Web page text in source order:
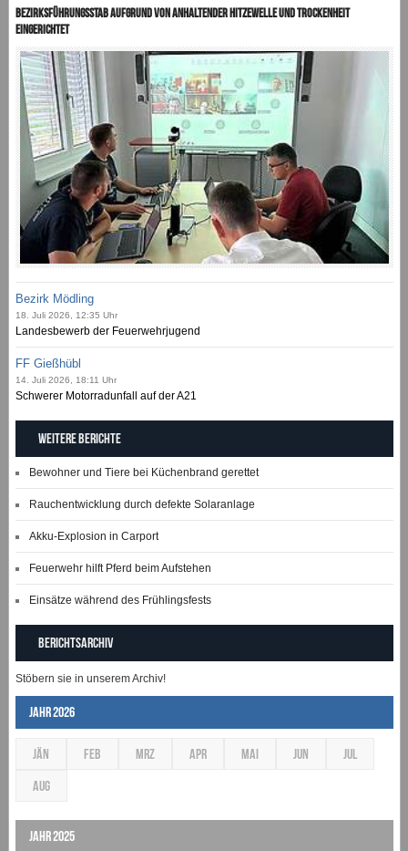
Bezirksführungsstab aufgrund von anhaltender Hitzewelle und Trockenheit
eingerichtet
Bezirk Mödling
18. Juli 2026, 12:35 Uhr
Landesbewerb der Feuerwehrjugend
FF Gießhübl
14. Juli 2026, 18:11 Uhr
Schwerer Motorradunfall auf der A21
Weitere Berichte
Bewohner und Tiere bei Küchenbrand gerettet
Rauchentwicklung durch defekte Solaranlage
Akku-Explosion in Carport
Feuerwehr hilft Pferd beim Aufstehen
Einsätze während des Frühlingsfests
Berichtsarchiv
Stöbern sie in unserem Archiv!
Jahr 2026
JÄN FEB MRZ APR MAI JUN JUL
AUG
Jahr 2025